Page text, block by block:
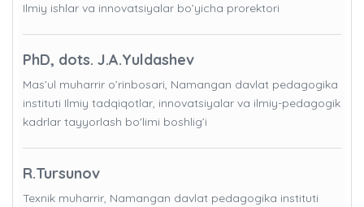
Ilmiy ishlar va innovatsiyalar bo’yicha prorektori
PhD, dots. J.A.Yuldashev
Mas’ul muharrir o’rinbosari, Namangan davlat pedagogika
instituti Ilmiy tadqiqotlar, innovatsiyalar va ilmiy-pedagogik
kadrlar tayyorlash bo'limi boshlig’i
R.Tursunov
Texnik muharrir, Namangan davlat pedagogika instituti